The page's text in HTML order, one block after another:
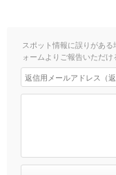
スポット情報に誤りがあ
ォームよりご報告いただけ